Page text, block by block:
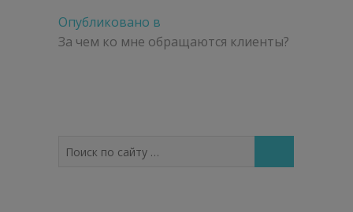
Навигация
по
Опубликовано в
За чем ко мне обращаются клиенты?
по